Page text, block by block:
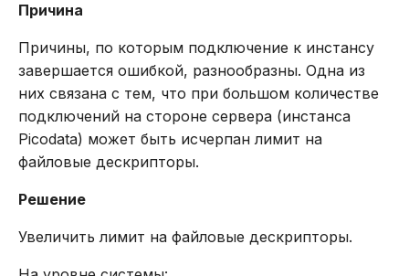
Причина
Причины, по которым подключение к инстансу
завершается ошибкой, разнообразны. Одна из
них связана с тем, что при большом количестве
подключений на стороне сервера (инстанса
Picodata) может быть исчерпан лимит на
файловые дескрипторы.
Решение
Увеличить лимит на файловые дескрипторы.